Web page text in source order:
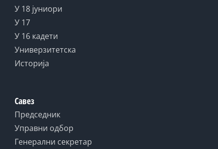
У 18 јуниори
У 17
У 16 кадети
Универзитетска
Историја
Савез
Председник
Управни одбор
Генерални секретар